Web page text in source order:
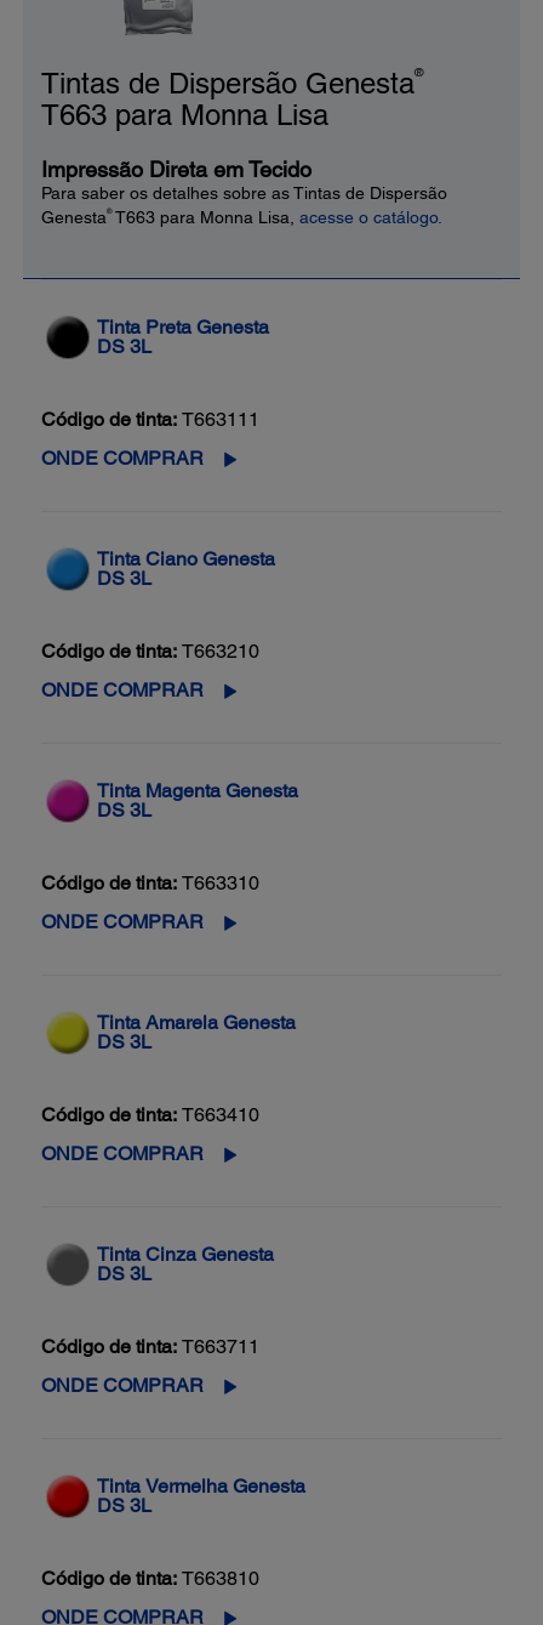
Tintas de Dispersão Genesta®
T663 para Monna Lisa
Impressão Direta em Tecido
Para saber os detalhes sobre as Tintas de Dispersão
Genesta®T663 para Monna Lisa, acesse o catálogo.
Tinta Preta Genesta
DS 3L
Código de tinta: T663111
ONDE COMPRAR
Tinta Ciano Genesta
DS 3L
Código de tinta: T663210
ONDE COMPRAR
Tinta Magenta Genesta
DS 3L
Código de tinta: T663310
ONDE COMPRAR
Tinta Amarela Genesta
DS 3L
Código de tinta: T663410
ONDE COMPRAR
Tinta Cinza Genesta
DS 3L
Código de tinta: T663711
ONDE COMPRAR
Tinta Vermelha Genesta
DS 3L
Código de tinta: T663810
ONDE COMPRAR